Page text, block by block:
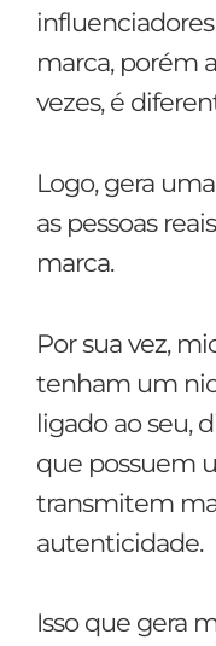
influenciadores
marca, porém
vezes, é
Logo, gera
as pessoas
marca.
Por sua vez,
tenham um
ligado ao seu,
que possuem
transmitem
autenticidade.
Isso que gera